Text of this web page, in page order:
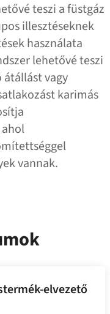
teszi a füstgáz
illesztéseknek
használata
lehetővé teszi
átállást vagy
karimás
vannak.
elvezető